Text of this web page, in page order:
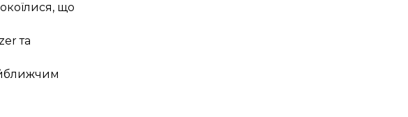
що
та